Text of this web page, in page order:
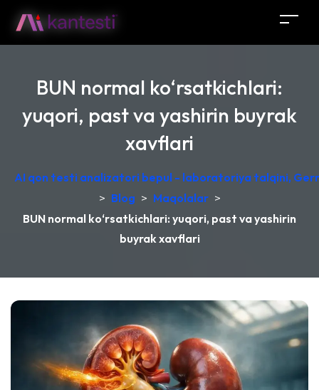
BUN normal ko‘rsatkichlari:
yuqori, past va yashirin buyrak
xavflari
AI qon testi analizatori bepul - laboratoriya talqini,
> Blog > Maqolalar >
BUN normal ko‘rsatkichlari: yuqori, past va yashirin
buyrak xavflari